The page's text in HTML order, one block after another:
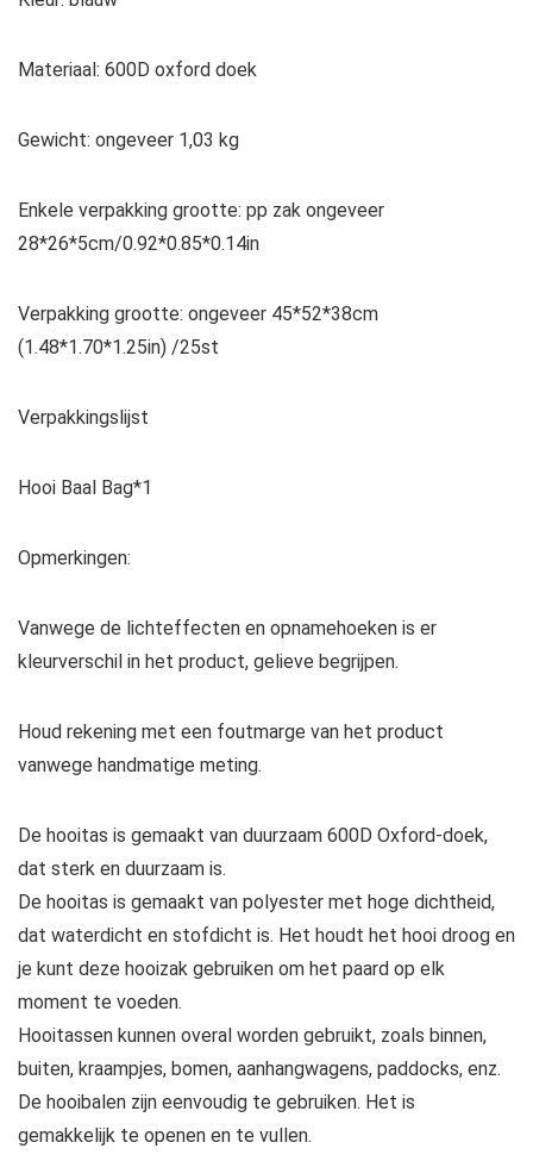
Materiaal: 600D oxford doek
Gewicht: ongeveer 1,03 kg
Enkele verpakking grootte: pp zak ongeveer
28*26*5cm/0.92*0.85*0.14in
Verpakking grootte: ongeveer 45*52*38cm
(1.48*1.70*1.25in) /25st
Verpakkingslijst
Hooi Baal Bag*1
Opmerkingen:
Vanwege de lichteffecten en opnamehoeken is er
kleurverschil in het product, gelieve begrijpen.
Houd rekening met een foutmarge van het product
vanwege handmatige meting.
De hooitas is gemaakt van duurzaam 600D Oxford-doek,
dat sterk en duurzaam is.
De hooitas is gemaakt van polyester met hoge dichtheid,
dat waterdicht en stofdicht is. Het houdt het hooi droog en
je kunt deze hooizak gebruiken om het paard op elk
moment te voeden.
Hooitassen kunnen overal worden gebruikt, zoals binnen,
buiten, kraampjes, bomen, aanhangwagens, paddocks, enz.
De hooibalen zijn eenvoudig te gebruiken. Het is
gemakkelijk te openen en te vullen.